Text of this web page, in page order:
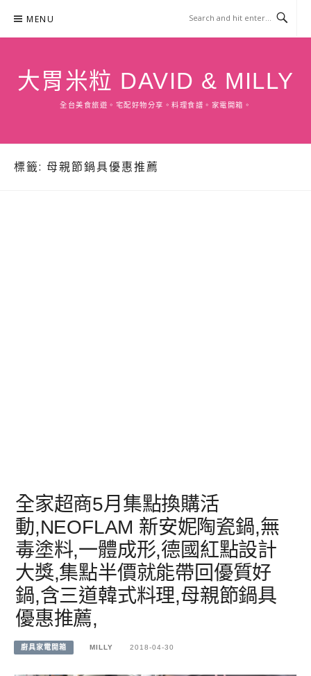
content
MENU
大胃米粒 DAVID & MILLY
全台美食旅遊。宅配好物分享。料理食譜。家電開箱。
標籤: 母親節鍋具優惠推薦
全家超商5月集點換購活
動,NEOFLAM 新安妮陶瓷鍋,無
毒塗料,一體成形,德國紅點設計
大獎,集點半價就能帶回優質好
鍋,含三道韓式料理,母親節鍋具
優惠推薦,
廚具家電開箱 MILLY 2018-04-30